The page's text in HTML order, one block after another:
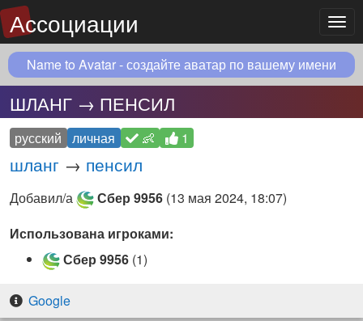
Ассоциации
Name to Avatar - создайте аватар по вашему имени
ШЛАНГ → ПЕНСИЛ
русский личная 👶 1
шланг → пенсил
Добавил/а Сбер 9956 (13 мая 2024, 18:07)
Использована игроками:
Сбер 9956 (1)
Google